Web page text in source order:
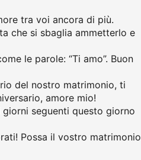
tra voi ancora di più.
che si sbaglia ammetterlo e
le parole: “Ti amo”. Buon
del nostro matrimonio, ti
amore mio!
seguenti questo giorno
Possa il vostro matrimonio